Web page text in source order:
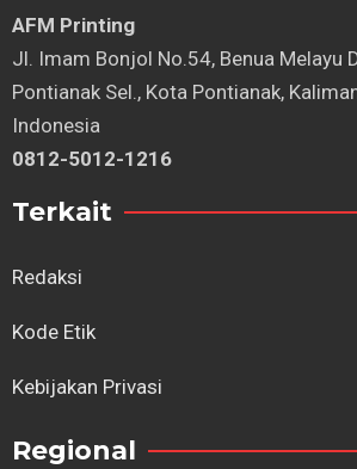
AFM Printing
⁠Jl. Imam Bonjol No.54, Benua Melayu
Pontianak Sel., Kota Pontianak,
Indonesia
0812-5012-1216
Terkait
Redaksi
Kode Etik
Kebijakan Privasi
Regional